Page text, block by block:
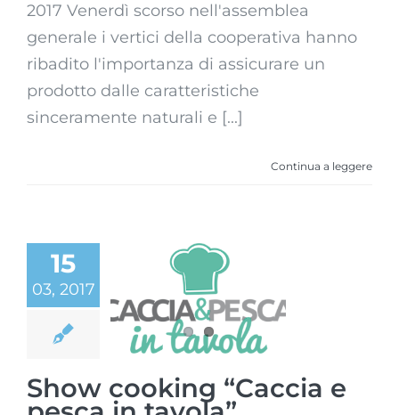
2017 Venerdì scorso nell'assemblea
generale i vertici della cooperativa hanno
ribadito l'importanza di assicurare un
prodotto dalle caratteristiche
sinceramente naturali e [...]
Continua a leggere
15
03, 2017
Show cooking
“Caccia e pesca
in tavola”
Show cooking “Caccia e